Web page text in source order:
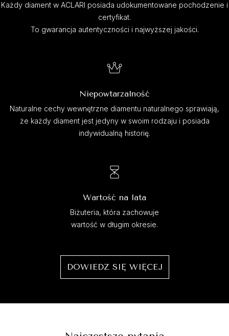
Każdy diament w ACLARI posiada udokumentowane pochodzenie i
certyfikat.
To gwarancja autentyczności i najwyższej jakości.
Niepowtarzalność
Naturalne cechy wewnętrzne diamentu naturalnego sprawiają,
że każdy diament jest jedyny w swoim rodzaju i posiada
indywidualną historię.
Wartość na lata
Biżuteria, która zachowuje
wartość w długim okresie.
DOWIEDZ SIĘ WIĘCEJ